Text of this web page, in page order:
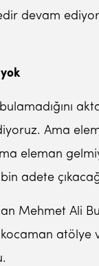
devam
Ama
eleman
adete
Mehmet Ali
atölye